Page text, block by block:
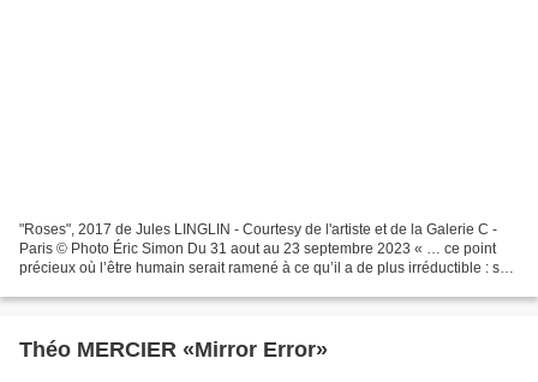
"Roses", 2017 de Jules LINGLIN - Courtesy de l'artiste et de la Galerie C -
Paris © Photo Éric Simon Du 31 aout au 23 septembre 2023 « … ce point
précieux où l’être humain serait ramené à ce qu’il a de plus irréductible : sa
Théo MERCIER «Mirror Error»